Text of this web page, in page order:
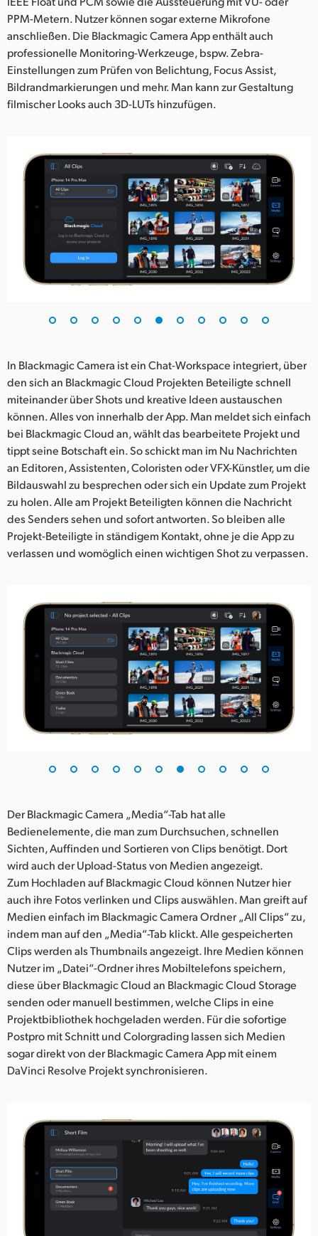
PPM-Metern. Nutzer können sogar externe Mikrofone
anschließen. Die Blackmagic Camera App enthält auch
professionelle Monitoring-Werkzeuge, bspw. Zebra-
Einstellungen zum Prüfen von Belichtung, Focus Assist,
Bildrandmarkierungen und mehr. Man kann zur Gestaltung
filmischer Looks auch 3D-LUTs hinzufügen.
In Blackmagic Camera ist ein Chat-Workspace integriert, über
den sich an Blackmagic Cloud Projekten Beteiligte schnell
miteinander über Shots und kreative Ideen austauschen
können. Alles von innerhalb der App. Man meldet sich einfach
bei Blackmagic Cloud an, wählt das bearbeitete Projekt und
tippt seine Botschaft ein. So schickt man im Nu Nachrichten
an Editoren, Assistenten, Coloristen oder VFX-Künstler, um die
Bildauswahl zu besprechen oder sich ein Update zum Projekt
zu holen. Alle am Projekt Beteiligten können die Nachricht
des Senders sehen und sofort antworten. So bleiben alle
Projekt-Beteiligte in ständigem Kontakt, ohne je die App zu
verlassen und womöglich einen wichtigen Shot zu verpassen.
Der Blackmagic Camera „Media“-Tab hat alle
Bedienelemente, die man zum Durchsuchen, schnellen
Sichten, Auffinden und Sortieren von Clips benötigt. Dort
wird auch der Upload-Status von Medien angezeigt.
Zum Hochladen auf Blackmagic Cloud können Nutzer hier
auch ihre Fotos verlinken und Clips auswählen. Man greift auf
Medien einfach im Blackmagic Camera Ordner „All Clips“ zu,
indem man auf den „Media“-Tab klickt. Alle gespeicherten
Clips werden als Thumbnails angezeigt. Ihre Medien können
Nutzer im „Datei“-Ordner ihres Mobiltelefons speichern,
diese über Blackmagic Cloud an Blackmagic Cloud Storage
senden oder manuell bestimmen, welche Clips in eine
Projektbibliothek hochgeladen werden. Für die sofortige
Postpro mit Schnitt und Colorgrading lassen sich Medien
sogar direkt von der Blackmagic Camera App mit einem
DaVinci Resolve Projekt synchronisieren.